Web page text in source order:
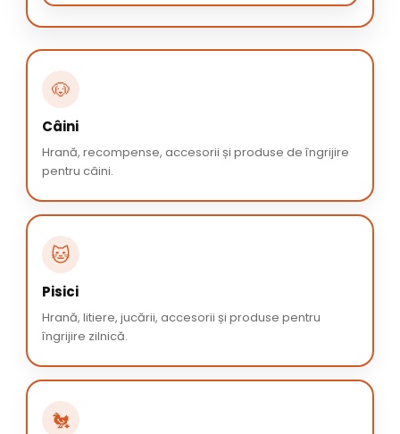
🐶
Câini
Hrană, recompense, accesorii și produse de îngrijire
pentru câini.
🐱
Pisici
Hrană, litiere, jucării, accesorii și produse pentru
îngrijire zilnică.
🐔